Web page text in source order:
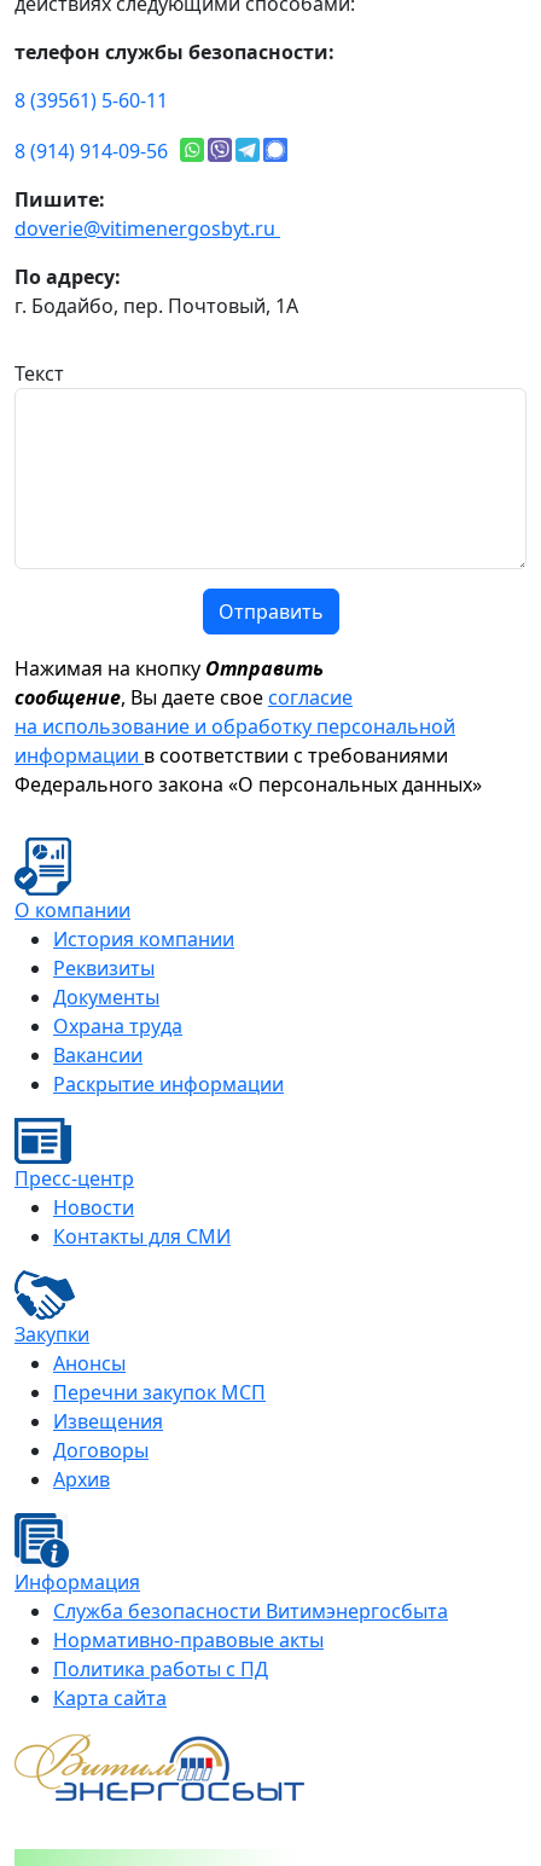
телефон службы безопасности:
8 (39561) 5-60-11
8 (914) 914-09-56
Пишите:
doverie@vitimenergosbyt.ru
По адресу:
г. Бодайбо, пер. Почтовый, 1А
Текст
Отправить
Нажимая на кнопку Отправить
сообщение, Вы даете своесогласие
на использование и обработку персональной
информации в соответствии с требованиями
Федерального закона «О персональных данных»
О компании
История компании
Реквизиты
Документы
Охрана труда
Вакансии
Раскрытие информации
Пресс-центр
Новости
Контакты для СМИ
Закупки
Анонсы
Перечни закупок МСП
Извещения
Договоры
Архив
Информация
Служба безопасности Витимэнергосбыта
Нормативно-правовые акты
Политика работы с ПД
Карта сайта